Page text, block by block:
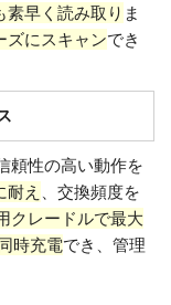
早く読み取り ま
ズにスキャンでき
頼性の高い動作を
え 、交換頻度を
クレードルで最大
時充電でき、管理